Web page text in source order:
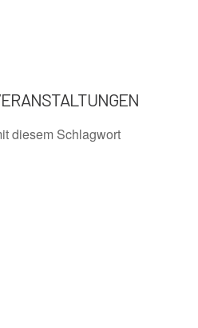
diesem Schlagwort